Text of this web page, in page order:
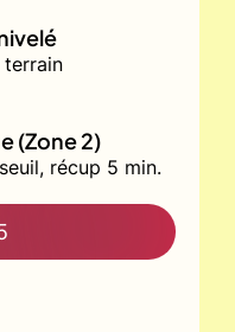
terrain
(Zone 2)
récup 5 min.